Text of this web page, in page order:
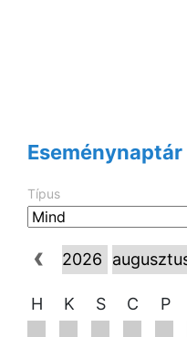
Eseménynaptár
Típus
H K S C P